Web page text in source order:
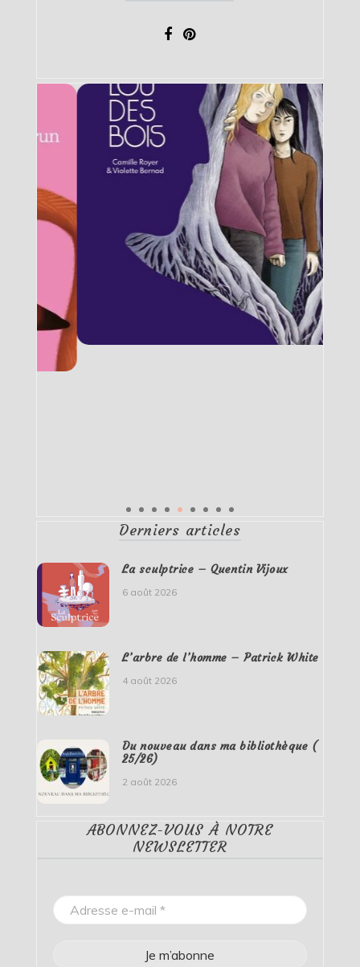
Derniers articles
La sculptrice – Quentin Vijoux
6 août 2026
L’arbre de l’homme – Patrick White
4 août 2026
Du nouveau dans ma bibliothèque (
25/26)
2 août 2026
ABONNEZ-VOUS À NOTRE
NEWSLETTER